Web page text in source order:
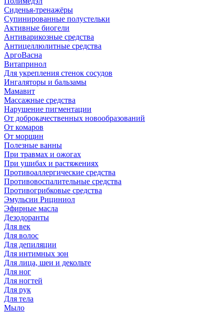
Сиденья-тренажёры
Супинированные полустельки
Активные биогели
Антиварикозные средства
Антицеллюлитные средства
АргоВасна
Витапринол
Для укрепления стенок сосудов
Ингаляторы и бальзамы
Мамавит
Массажные средства
Нарушение пигментации
От доброкачественных новообразований
От комаров
От морщин
Полезные ванны
При травмах и ожогах
При ушибах и растяжениях
Противоаллергические средства
Противовоспалительные средства
Противогрибковые средства
Эмульсии Рициниол
Эфирные масла
Дезодоранты
Для век
Для волос
Для депиляции
Для интимных зон
Для лица, шеи и декольте
Для ног
Для ногтей
Для рук
Для тела
Мыло